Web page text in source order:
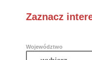
Zaznacz
Województwo